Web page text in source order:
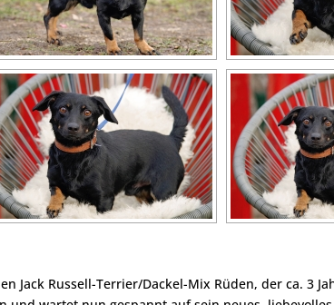
Jack Russell-Terrier/Dackel-Mix Rüden, der ca. 3